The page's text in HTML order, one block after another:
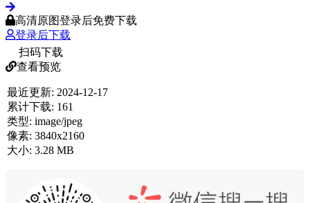
高清原图登录后免费下载
登录后下载
扫码下载
查看预览
最近更新: 2024-12-17
累计下载: 161
类型: image/jpeg
像素: 3840x2160
大小: 3.28 MB